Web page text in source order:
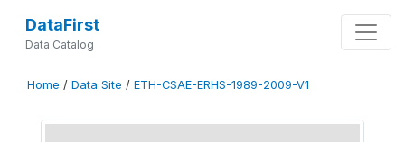
DataFirst
Data Catalog
Home / Data Site / ETH-CSAE-ERHS-1989-2009-V1